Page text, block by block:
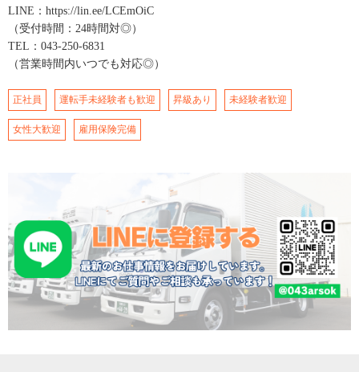
LINE：https://lin.ee/LCEmOiC
（受付時間：24時間対◎）
TEL：043-250-6831
（営業時間内いつでも対応◎）
正社員 運転手未経験者も歓迎 昇級あり 未経験者歓迎
女性大歓迎 雇用保険完備